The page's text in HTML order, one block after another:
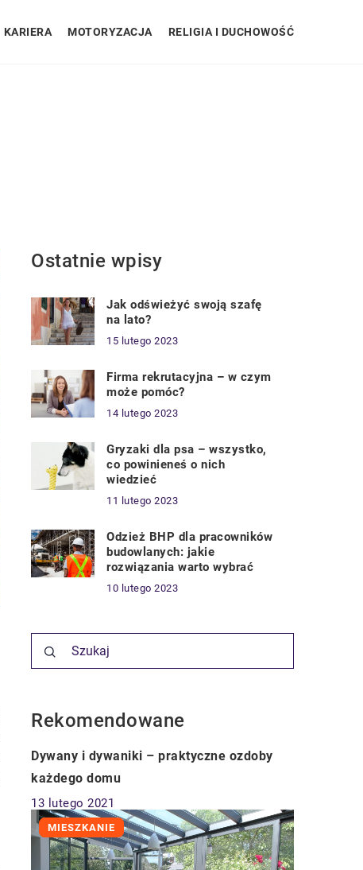
KARIERA MOTORYZACJA RELIGIA I DUCHOWOŚĆ
Ostatnie wpisy
Jak odświeżyć swoją szafę
na lato?
15 lutego 2023
Firma rekrutacyjna – w czym
może pomóc?
14 lutego 2023
Gryzaki dla psa – wszystko,
co powinieneś o nich
wiedzieć
11 lutego 2023
Odzież BHP dla pracowników
budowlanych: jakie
rozwiązania warto wybrać
10 lutego 2023
Rekomendowane
MIESZKANIE
Dywany i dywaniki – praktyczne ozdoby
każdego domu
13 lutego 2021
MIESZKANIE